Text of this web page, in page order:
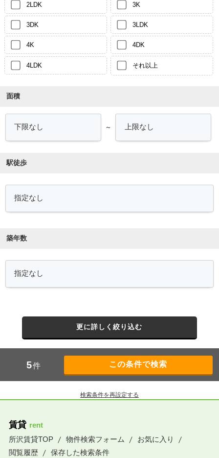
2LDK 3K
3DK 3LDK
4K 4DK
4LDK それ以上
面積
～
駅徒歩
築年数
更に詳しく絞り込む
5件
検索条件を再設定する
賃貸 rent
所沢賃貸TOP
物件検索フォーム
お気に入り
閲覧履歴
保存した検索条件